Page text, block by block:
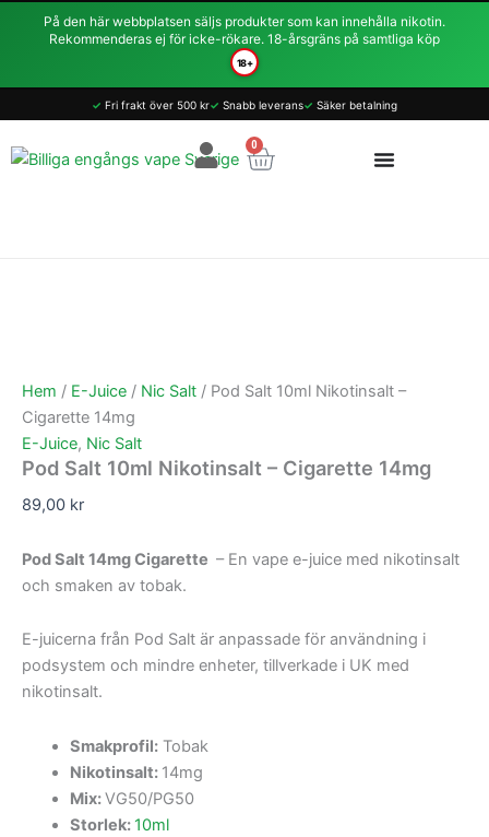
På den här webbplatsen säljs produkter som kan innehålla nikotin.
Rekommenderas ej för icke-rökare. 18-årsgräns på samtliga köp
18+
Hoppa
✓ Fri frakt över 500 kr✓ Snabb leverans✓ Säker betalning
0
Varukorg
Hem / E-Juice / Nic Salt / Pod Salt 10ml Nikotinsalt –
Cigarette 14mg
E-Juice, Nic Salt
Pod Salt 10ml Nikotinsalt – Cigarette 14mg
89,00 kr
Pod Salt 14mg Cigarette – En vape e-juice med nikotinsalt
och smaken av tobak.
E-juicerna från Pod Salt är anpassade för användning i
podsystem och mindre enheter, tillverkade i UK med
nikotinsalt.
Smakprofil:Tobak
Nikotinsalt: 14mg
Mix:VG50/PG50
Storlek:10ml
Salt
10ml
Nikotinsalt